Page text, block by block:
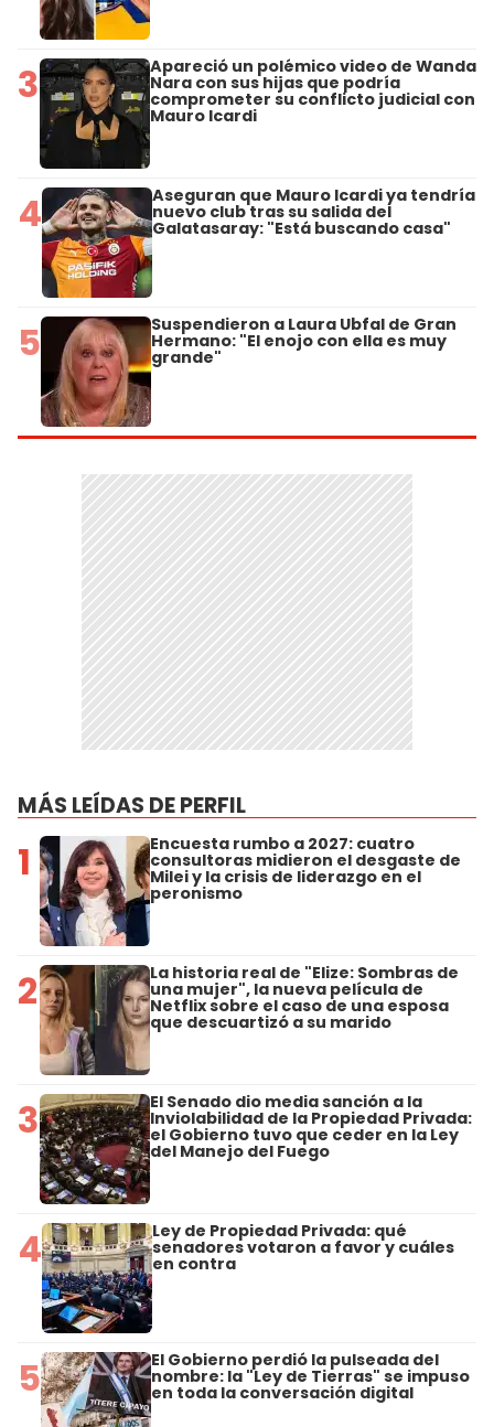
3 Apareció un polémico video de Wanda
Nara con sus hijas que podría
comprometer su conflicto judicial con
Mauro Icardi
4 Aseguran que Mauro Icardi ya tendría
nuevo club tras su salida del
Galatasaray: "Está buscando casa"
5 Suspendieron a Laura Ubfal de Gran
Hermano: "El enojo con ella es muy
grande"
MÁS LEÍDAS DE PERFIL
1 Encuesta rumbo a 2027: cuatro
consultoras midieron el desgaste de
Milei y la crisis de liderazgo en el
peronismo
2 La historia real de "Elize: Sombras de
una mujer", la nueva película de
Netflix sobre el caso de una esposa
que descuartizó a su marido
3 El Senado dio media sanción a la
Inviolabilidad de la Propiedad Privada:
el Gobierno tuvo que ceder en la Ley
del Manejo del Fuego
4 Ley de Propiedad Privada: qué
senadores votaron a favor y cuáles
en contra
5 El Gobierno perdió la pulseada del
nombre: la "Ley de Tierras" se impuso
en toda la conversación digital